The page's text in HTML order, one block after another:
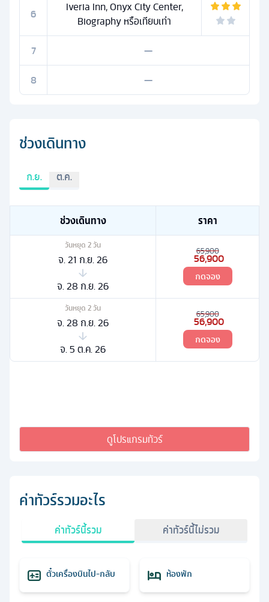
6
Iveria Inn, Onyx City Center,
Biography หรือเทียบเท่า
7
—
8
—
ช่วงเดินทาง
ก.ย. ต.ค.
ช่วงเดินทาง ราคา
วันหยุด 2วัน
จ. 21 ก.ย. 26
จ. 28 ก.ย. 26
65,900
56,900
กดจอง
วันหยุด 2วัน
จ. 28 ก.ย. 26
จ. 5 ต.ค. 26
65,900
56,900
กดจอง
ดูโปรแกรมทัวร์
ค่าทัวร์รวมอะไร
ค่าทัวร์นี้รวม ค่าทัวร์นี้ไม่รวม
ตั๋วเครื่องบินไป-กลับ ห้องพัก